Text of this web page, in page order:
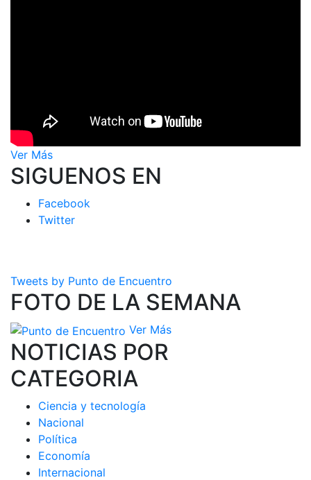
Ver Más
SIGUENOS EN
Facebook
Twitter
Tweets by Punto de Encuentro
FOTO DE LA SEMANA
Ver Más
NOTICIAS POR
CATEGORIA
Ciencia y tecnología
Nacional
Política
Economía
Internacional